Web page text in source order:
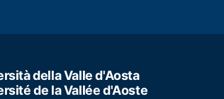
della Valle d'Aosta
de la Vallée d'Aoste